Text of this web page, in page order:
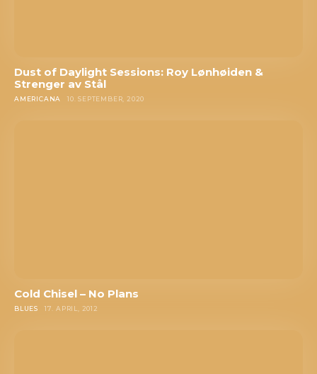
Dust of Daylight Sessions: Roy Lønhøiden &
Strenger av Stål
AMERICANA 10. SEPTEMBER, 2020
Cold Chisel – No Plans
BLUES 17. APRIL, 2012